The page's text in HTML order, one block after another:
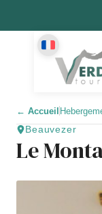
← Accueil
Beauvezer
Le